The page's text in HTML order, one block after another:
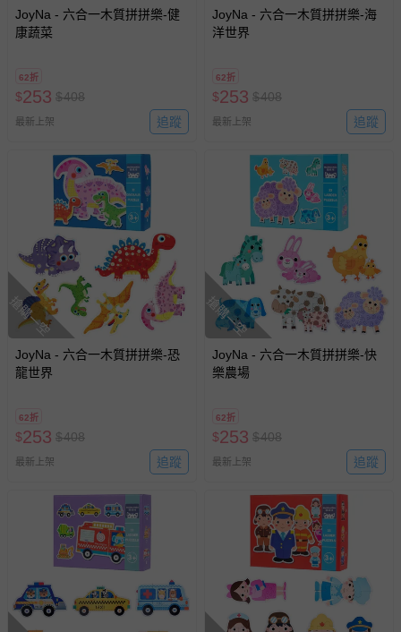
JoyNa - 六合一木質拼拼樂-健
康蔬菜
62折
$253 $408
最新上架 追蹤
JoyNa - 六合一木質拼拼樂-海
洋世界
62折
$253 $408
最新上架 追蹤
搶購一空
JoyNa - 六合一木質拼拼樂-恐
龍世界
62折
$253 $408
最新上架 追蹤
搶購一空
JoyNa - 六合一木質拼拼樂-快
樂農場
62折
$253 $408
最新上架 追蹤